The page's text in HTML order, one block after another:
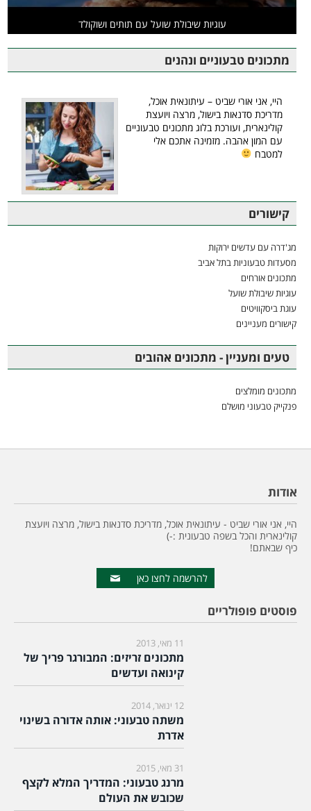
עוגיות שיבולת שועל עם תותים ושוקולד
מתכונים טבעוניים ונהנים
היי, אני אורי שביט – עיתונאית אוכל,
מדריכת סדנאות בישול, מרצה ויועצת
קולינארית, ועורכת בלוג מתכונים טבעוניים
עם המון אהבה. מזמינה אתכם אלי
למטבח
קישורים
מג'דרה עם עדשים ירוקות
מסעדות טבעוניות בתל אביב
מתכונים אורחים
עוגיות שיבולת שועל
עוגת ביסקוויטים
קישורים מעניינים
טעים ומעניין - מתכונים אהובים
מתכונים מומלצים
פנקייק טבעוני מושלם
אודות
היי, אני אורי שביט - עיתונאית אוכל, מדריכת סדנאות בישול, מרצה ויועצת
קולינארית והכל בשפה טבעונית :-)
כיף שבאתם!
להרשמה לחצו כאן
פוסטים פופולריים
11 מאי, 2013
מתכונים זריזים: המבורגר פריך של
קינואה ועדשים
12 ינואר, 2014
משתה טבעוני: אותה אדורה בשינוי
אדרת
31 מאי, 2015
מרנג טבעוני: המדריך המלא לקצף
שכובש את העולם